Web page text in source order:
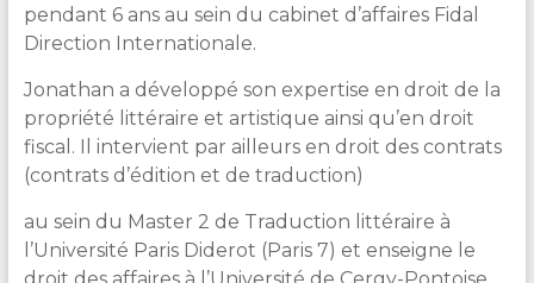
pendant 6 ans au sein du cabinet d’affaires Fidal
Direction Internationale.
Jonathan a développé son expertise en droit de la
propriété littéraire et artistique ainsi qu’en droit
fiscal. Il intervient par ailleurs en droit des contrats
(contrats d’édition et de traduction)
au sein du Master 2 de Traduction littéraire à
l’Université Paris Diderot (Paris 7) et enseigne le